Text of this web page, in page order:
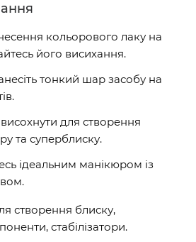
кольорового лаку на
його висихання.
тонкий шар засобу на
для створення
та суперблиску.
ідеальним манікюром із
створення блиску,
стабілізатори.